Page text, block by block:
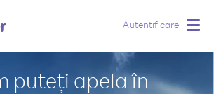
Autentificare
puteți apela în